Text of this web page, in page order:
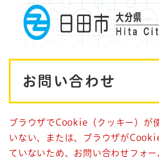
メニューを飛ばして
お問い合わせ
ブラウザでCookie（クッキー）が
いない、または、ブラウザが
ていないため、お問い合わせフォ